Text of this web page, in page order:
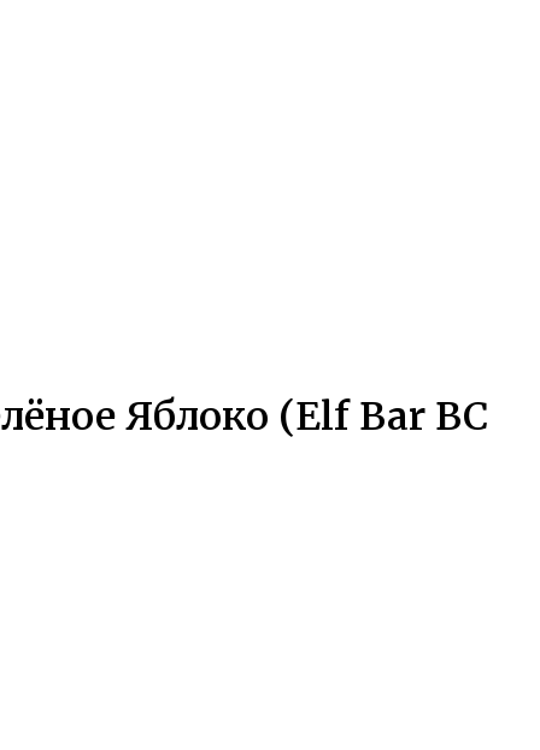
Яблоко (Elf Bar BC